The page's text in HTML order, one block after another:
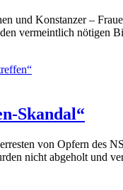
und Konstanzer –
vermeintlich nötigen
Skandal“
von Opfern des
nicht abgeholt und